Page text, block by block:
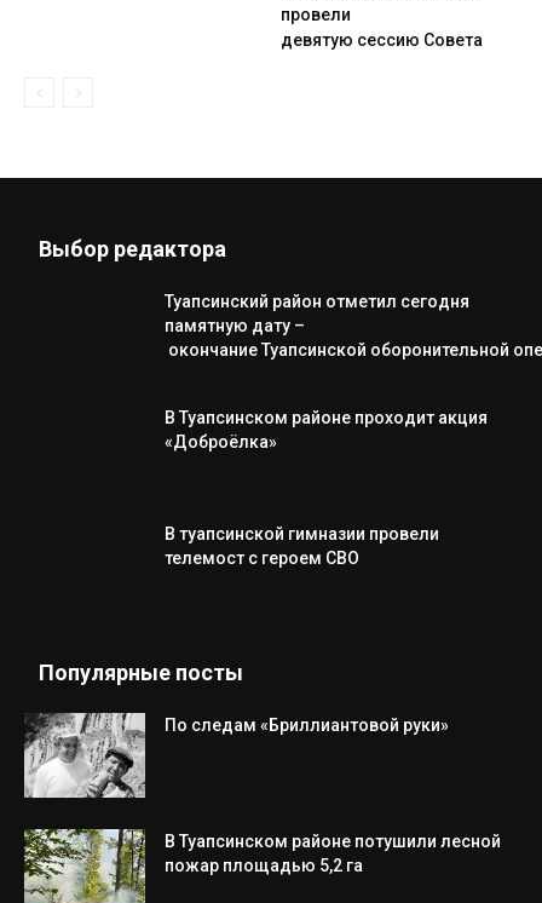
провели
девятую сессию Совета
Выбор редактора
Туапсинский район отметил сегодня
памятную дату –
окончание Туапсинской оборонительной
В Туапсинском районе проходит акция
«Доброёлка»
В туапсинской гимназии провели
телемост с героем СВО
Популярные посты
По следам «Бриллиантовой руки»
В Туапсинском районе потушили лесной
пожар площадью 5,2 га